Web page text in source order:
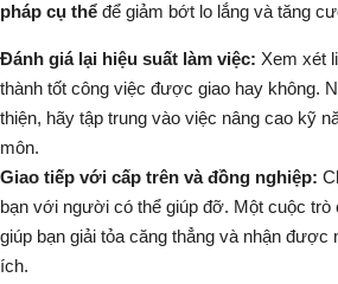
pháp cụ thể để giảm bớt lo lắng và tăng
Đánh giá lại hiệu suất làm việc: Xem xét
thành tốt công việc được giao hay không.
thiện, hãy tập trung vào việc nâng cao kỹ
môn.
Giao tiếp với cấp trên và đồng nghiệp:
bạn với người có thể giúp đỡ. Một cuộc trò
giúp bạn giải tỏa căng thẳng và nhận
ích.